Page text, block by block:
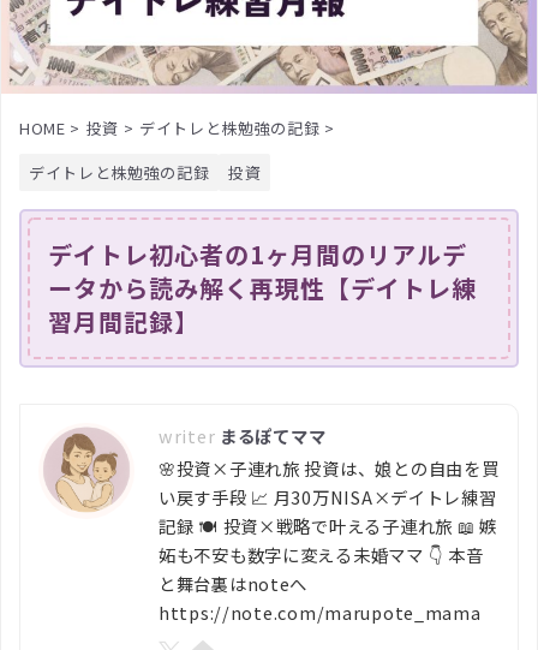
HOME > 投資 > デイトレと株勉強の記録 >
デイトレと株勉強の記録
投資
デイトレ初心者の1ヶ月間のリアルデ
ータから読み解く再現性【デイトレ練
習月間記録】
まるぽてママ
🌸投資×子連れ旅 投資は、娘との自由を買
い戻す手段 📈 月30万NISA×デイトレ練習
記録 🍽️ 投資×戦略で叶える子連れ旅 📖 嫉
妬も不安も数字に変える未婚ママ 👇 本音
と舞台裏はnoteへ
https://note.com/marupote_mama